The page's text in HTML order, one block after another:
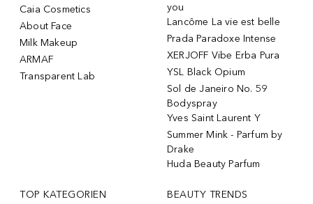
Caia Cosmetics
About Face
Milk Makeup
ARMAF
Transparent Lab
you
Lancôme La vie est belle
Prada Paradoxe Intense
XERJOFF Vibe Erba Pura
YSL Black Opium
Sol de Janeiro No. 59
Bodyspray
Yves Saint Laurent Y
Summer Mink - Parfum by
Drake
Huda Beauty Parfum
TOP KATEGORIEN BEAUTY TRENDS